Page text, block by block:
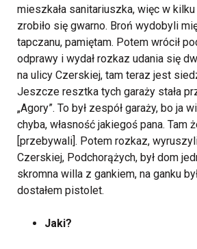
mieszkała sanitariuszka, więc w
zrobiło się gwarno. Broń wydobyli
tapczanu, pamiętam. Potem wrócił
odprawy i wydał rozkaz udania się
na ulicy Czerskiej, tam teraz jest
Jeszcze resztka tych garaży stała
„Agory”. To był zespół garaży, bo ja
chyba, własność jakiegoś pana. Tam
[przebywali]. Potem rozkaz,
Czerskiej, Podchorążych, był dom
skromna willa z gankiem, na ganku
dostałem pistolet.
Jaki?